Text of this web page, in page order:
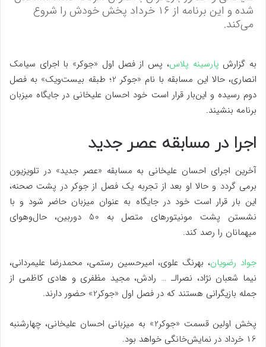
شده و این برنامه از ۱۶ خرداد پخش خودش را شروع
می‌کند.
به گزارش پارسینه پلاس، پس از فصل اول «جوکر» با اجرای سیامک
انصاری، حالا این مسابقه با نام «جوکر 2؛ طبقه بیست‌ویک» به فصل
دوم رسیده و این‌بار قرار است خود احسان علیخانی در جایگاه میزبان
برنامه بنشیند.
اجرا در مسابقه عصر جدید
آخرین اجرای احسان علیخانی به مسابقه «عصر جدید» در تلویزیون
برمی گردد و حالا او بعد از تجربه یک فصل از جوکر در پشت صحنه،
این بار قرار است خود در جایگاه به عنوان میزبان حاضر شود و با
نشستن پشت مونیتورهای متصل به 50 دوربین، حال‌وهوای
میهمانان را رصد کند.
جواد رضویان، بهرنگ علوی، امیرحسین رستمی، محمدرضا علیمردانی،
نیما شعبان نژاد، نصرالـ … رادش، مجید مظفری و هادی کاظمی از
جمله بازیگرانی هستند که در فصل اول «جوکر2» حضور دارند.
پخش اولین قسمت «جوکر2» به میزبانی احسان علیخانی، چهارشنبه
١6 خرداد در نمایش‌خانگی خواهد بود.